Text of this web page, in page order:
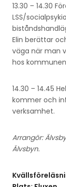
13.30 – 14.30
LSS/
Elin berättar
väga när man
hos
14.30 – 14.45
kommer och
verksamhet.
Arrangör:
Älvsbyn.